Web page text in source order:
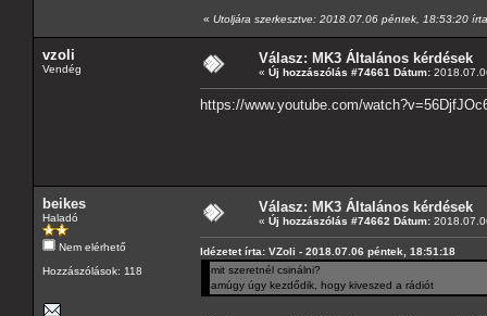
« Utoljára szerkesztve: 2018.07.06 péntek, 18:53:20
vzoli
Vendég
Válasz: MK3 Általános kérdések
« Új hozzászólás #74661 Dátum:
https://www.youtube.com/
beikes
Haladó
Nem elérhető
Hozzászólások: 118
Válasz: MK3 Általános kérdések
« Új hozzászólás #74662 Dátum:
Idézetet írta: VZoli - 2018.07.06 péntek, 18:51:18
mit szeretnél csinálni?
amúgy úgy kezdődik, hogy kiveszed a rádiót